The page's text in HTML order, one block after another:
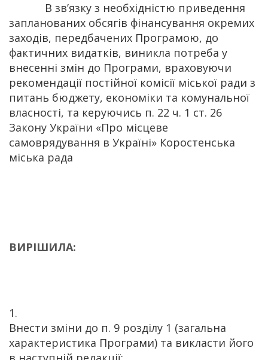
В зв’язку з необхідністю приведення
запланованих обсягів фінансування окремих
заходів, передбачених Програмою, до
фактичних видатків, виникла потреба у
внесенні змін до Програми, враховуючи
рекомендації постійної комісії міської ради з
питань бюджету, економіки та комунальної
власності, та керуючись п. 22 ч. 1 ст. 26
Закону України «Про місцеве
самоврядування в Україні» Коростенська
міська рада
ВИРІШИЛА:
Внести зміни до п. 9 розділу 1 (загальна
характеристика Програми) та викласти його